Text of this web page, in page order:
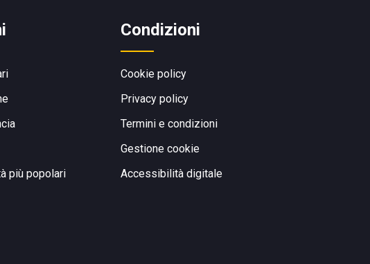
più popolari
Condizioni
Cookie policy
Privacy policy
Termini e condizioni
Gestione cookie
Accessibilità digitale